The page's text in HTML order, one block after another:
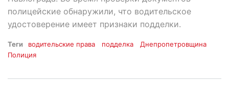
полицейские обнаружили, что водительское
удостоверение имеет признаки подделки.
Теги водительские права подделка
Днепропетровщина
Полиция